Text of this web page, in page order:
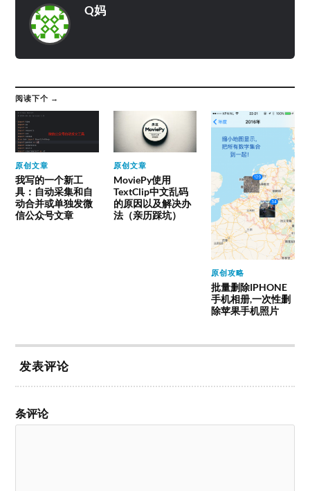
Q妈
阅读下个 →
原创文章
我写的一个新工
具：自动采集和自
动合并或单独发微
信公众号文章
原创文章
MoviePy使用
TextClip中文乱码
的原因以及解决办
法（亲历踩坑）
原创攻略
批量删除IPHONE
手机相册,一次性删
除苹果手机照片
发表评论
条评论